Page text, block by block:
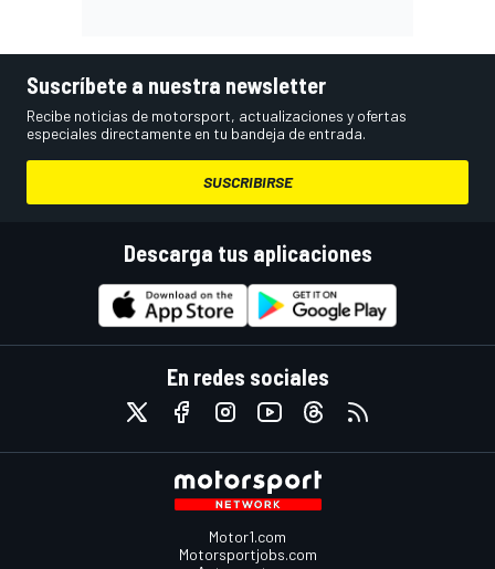
Suscríbete a nuestra newsletter
Recibe noticias de motorsport, actualizaciones y ofertas
especiales directamente en tu bandeja de entrada.
SUSCRIBIRSE
Descarga tus aplicaciones
En redes sociales
Motor1.com
Motorsportjobs.com